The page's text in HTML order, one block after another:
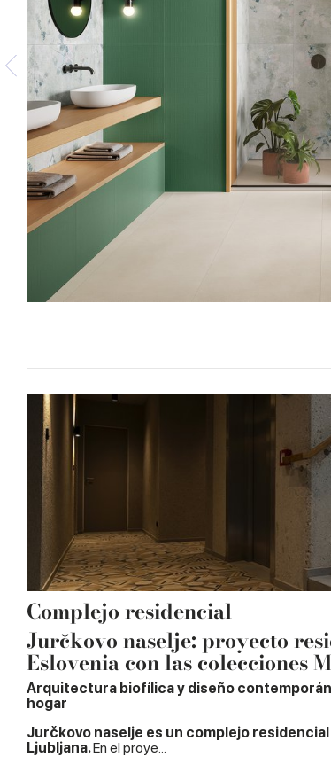
Complejo residencial
Jurčkovo naselje: proyecto
Eslovenia con las colecciones
Arquitectura biofílica y diseño
hogar
Jurčkovo naselje es un complejo
Ljubljana.En el proye...